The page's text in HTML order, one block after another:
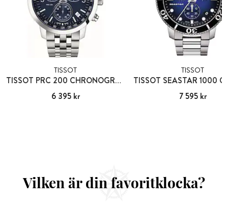
TISSOT
TISSOT PRC 200 CHRONOGRAPH
Pris:6 395 kr
6 395 kr
TISSOT
Pris :7 595 kr
7 595 kr
Vilken är din favoritklocka?